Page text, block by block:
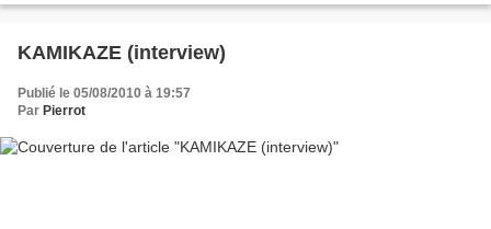
KAMIKAZE (interview)
Publié le 05/08/2010 à 19:57
Par Pierrot